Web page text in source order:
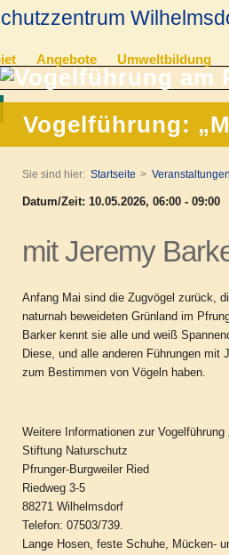
Angebote Umweltbildung
Vogelführung:
Sie sind hier: Startseite Veranstaltungen
Datum/Zeit: 10.05.2026, 06:00 - 09:00
mit Jeremy
Anfang Mai sind die Zugvögel zurück,
naturnah beweideten Grünland im
Barker kennt sie alle und weiß
Diese, und alle anderen Führungen mit
zum Bestimmen von Vögeln haben.
Weitere Informationen zur Vogelführung
Stiftung Naturschutz
Pfrunger-Burgweiler Ried
Riedweg 3-5
88271 Wilhelmsdorf
Telefon: 07503/739.
Lange Hosen, feste Schuhe, Mücken-